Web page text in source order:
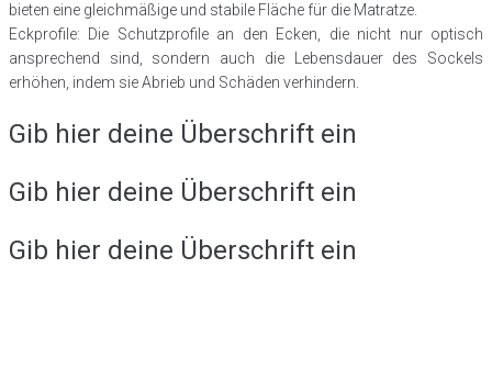
bieten eine gleichmäßige und stabile Fläche für die Matratze.
Eckprofile: Die Schutzprofile an den Ecken, die nicht nur optisch
ansprechend sind, sondern auch die Lebensdauer des Sockels
erhöhen, indem sie Abrieb und Schäden verhindern.
Gib hier deine Überschrift ein
Gib hier deine Überschrift ein
Gib hier deine Überschrift ein